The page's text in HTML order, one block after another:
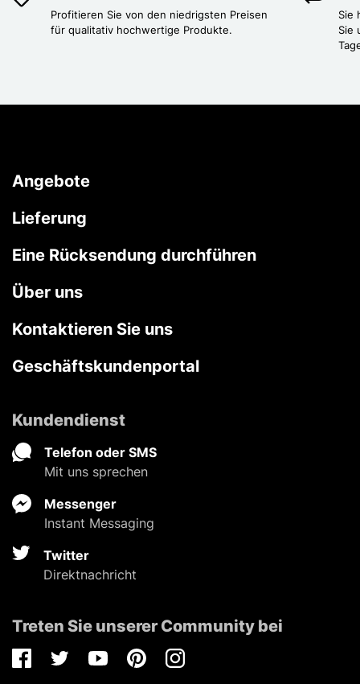
Profitieren Sie von den niedrigsten Preisen
für qualitativ hochwertige Produkte.
Sie
Sie
Angebote
Lieferung
Eine Rücksendung durchführen
Über uns
Kontaktieren Sie uns
Geschäftskundenportal
Kundendienst
Telefon oder SMS
Mit uns sprechen
Messenger
Instant Messaging
Twitter
Direktnachricht
Treten Sie unserer Community bei
FacebookTwitterYoutubePinterestInstagram